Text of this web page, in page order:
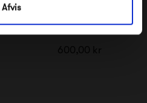
Afvis
STOFF Nagel Bowl